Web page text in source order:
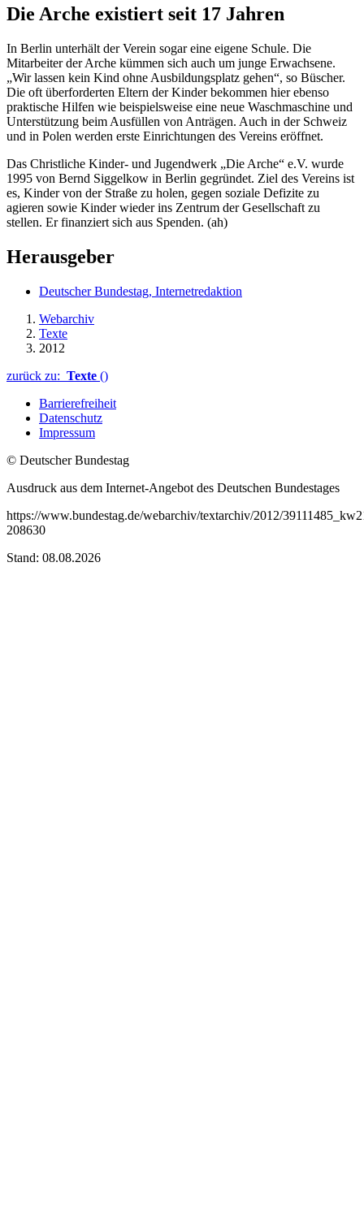
Die Arche existiert seit 17 Jahren
In Berlin unterhält der Verein sogar eine eigene Schule. Die
Mitarbeiter der Arche kümmen sich auch um junge Erwachsene.
„Wir lassen kein Kind ohne Ausbildungsplatz gehen“, so Büscher.
Die oft überforderten Eltern der Kinder bekommen hier ebenso
praktische Hilfen wie beispielsweise eine neue Waschmaschine und
Unterstützung beim Ausfüllen von Anträgen. Auch in der Schweiz
und in Polen werden erste Einrichtungen des Vereins eröffnet.
Das Christliche Kinder- und Jugendwerk „Die Arche“ e.V. wurde
1995 von Bernd Siggelkow in Berlin gegründet. Ziel des Vereins ist
es, Kinder von der Straße zu holen, gegen soziale Defizite zu
agieren sowie Kinder wieder ins Zentrum der Gesellschaft zu
stellen. Er finanziert sich aus Spenden. (ah)
Herausgeber
Deutscher Bundestag, Internetredaktion
Webarchiv
Texte
2012
zurück zu: Texte ()
Barrierefreiheit
Datenschutz
Impressum
© Deutscher Bundestag
Ausdruck aus dem Internet-Angebot des Deutschen Bundestages
https://www.bundestag.de/webarchiv/textarchiv/2012/
208630
Stand: 08.08.2026